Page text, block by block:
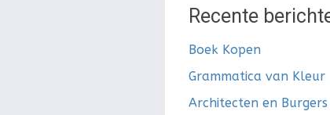
Recente
Boek Kopen
Grammatica van Kleur
Architecten en Burgers